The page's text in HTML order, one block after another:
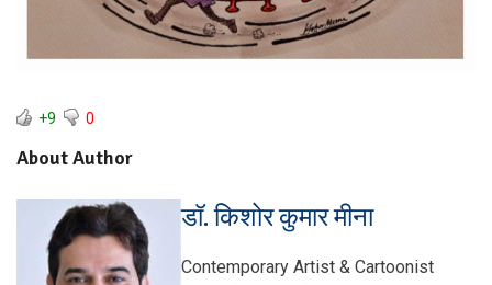
+9 0
About Author
डॉ. किशोर कुमार मीना
Contemporary Artist & Cartoonist